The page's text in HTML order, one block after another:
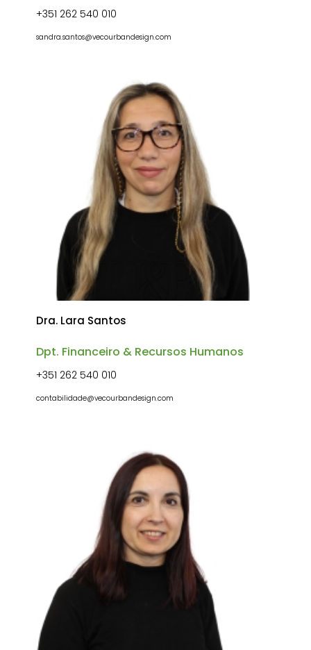
+351 262 540 010
sandra.santos@vecourbandesign.com
Dra. Lara Santos
Dpt. Financeiro & Recursos Humanos
+351 262 540 010
contabilidade@vecourbandesign.com